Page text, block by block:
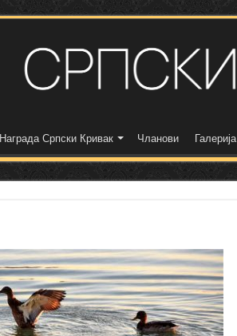
Награда Српски Кривак Чланови Галерија